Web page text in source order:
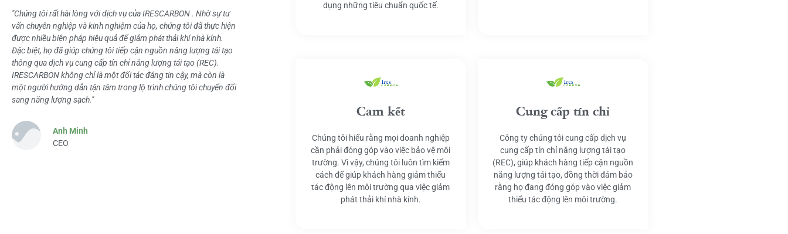
"Chúng tôi rất hài lòng với dịch vụ của IRESCARBON . Nhờ sự tư
vấn chuyên nghiệp và kinh nghiệm của họ, chúng tôi đã thực hiện
được nhiều biện pháp hiệu quả để giảm phát thải khí nhà kính.
Đặc biệt, họ đã giúp chúng tôi tiếp cận nguồn năng lượng tái tạo
thông qua dịch vụ cung cấp tín chỉ năng lượng tái tạo (REC).
IRESCARBON không chỉ là một đối tác đáng tin cậy, mà còn là
một người hướng dẫn tận tâm trong lộ trình chúng tôi chuyển đổi
sang năng lượng sạch."
Anh Minh
CEO
dụng những tiêu chuẩn quốc tế.
Cam kết
Chúng tôi hiểu rằng mọi doanh nghiệp
cần phải đóng góp vào việc bảo vệ môi
trường. Vì vậy, chúng tôi luôn tìm kiếm
cách để giúp khách hàng giảm thiểu
tác động lên môi trường qua việc giảm
phát thải khí nhà kính.
Cung cấp tín chỉ
Công ty chúng tôi cung cấp dịch vụ
cung cấp tín chỉ năng lượng tái tạo
(REC), giúp khách hàng tiếp cận nguồn
năng lượng tái tạo, đồng thời đảm bảo
rằng họ đang đóng góp vào việc giảm
thiểu tác động lên môi trường.